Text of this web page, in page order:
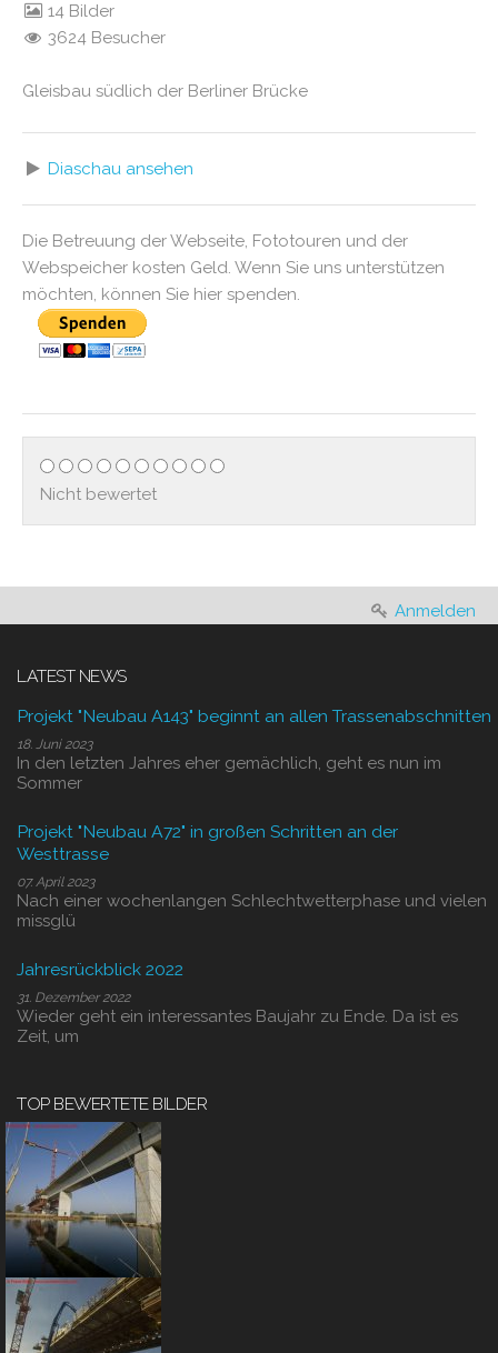
14 Bilder
3624 Besucher
Gleisbau südlich der Berliner Brücke
Diaschau ansehen
Die Betreuung der Webseite, Fototouren und der
Webspeicher kosten Geld. Wenn Sie uns unterstützen
möchten, können Sie hier spenden.
Nicht bewertet
Anmelden
LATEST NEWS
Projekt "Neubau A143" beginnt an allen Trassenabschnitten
18. Juni 2023
In den letzten Jahres eher gemächlich, geht es nun im
Sommer
Projekt "Neubau A72" in großen Schritten an der
Westtrasse
07. April 2023
Nach einer wochenlangen Schlechtwetterphase und vielen
missglü
Jahresrückblick 2022
31. Dezember 2022
Wieder geht ein interessantes Baujahr zu Ende. Da ist es
Zeit, um
TOP BEWERTETE BILDER